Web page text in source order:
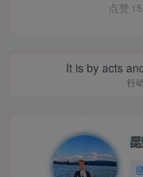
点赞 15
It is by acts
行